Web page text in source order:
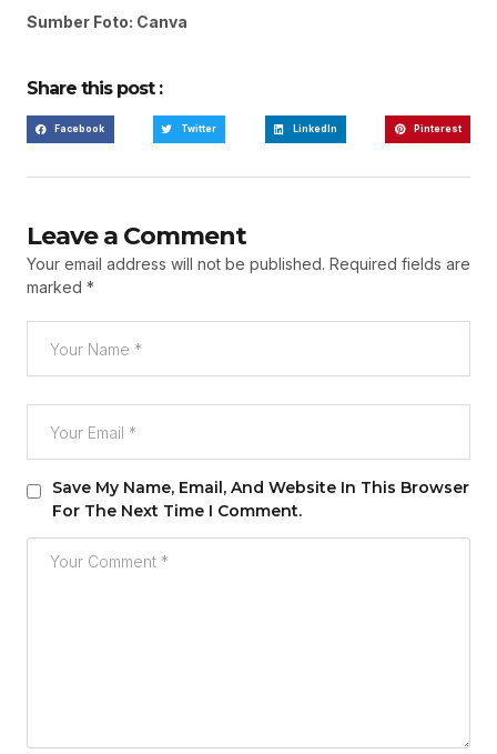
Sumber Foto: Canva
Share this post :
Facebook Twitter LinkedIn Pinterest
Leave a Comment
Your email address will not be published. Required fields are
marked *
Save My Name, Email, And Website In This Browser
For The Next Time I Comment.